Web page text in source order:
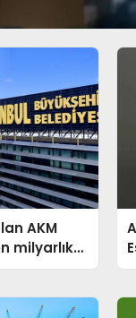
AKM
milyarlık